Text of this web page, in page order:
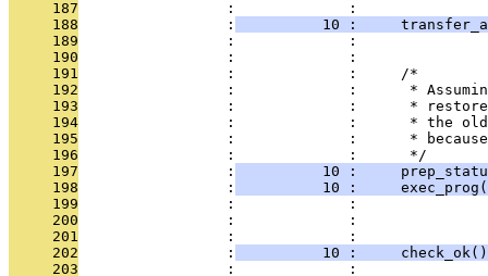
     187
                 :             :
     188
                 :
10 :
     189
:             :
     190
                 :             :
     191
                 :             :     /*
     192
:             :      *
     193
:             :      *
     194
:             :      * the
     195
:             :      *
     196
                 :             :      */
     197
                 :
10 :
     198
                 :
10 :
     199
:             :
     200
:             :
     201
:             :
     202
                 :
10 :
     203
                 :             :